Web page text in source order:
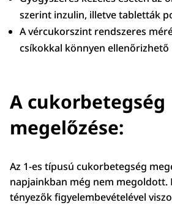
szerint inzulin, illetve tabletták
A vércukorszint rendszeres
csíkokkal könnyen ellenőrizhető
A cukorbetegség
megelőzése:
Az 1-es típusú cukorbetegség
napjainkban még nem megoldott.
tényezők figyelembevételével